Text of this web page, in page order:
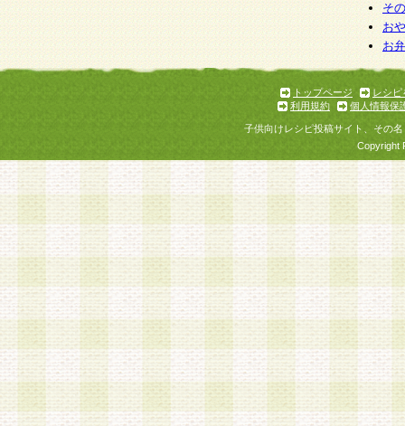
そ
お
お
トップページ
レシピ
利用規約
個人情報保
子供向けレシピ投稿サイト、その
Copyright